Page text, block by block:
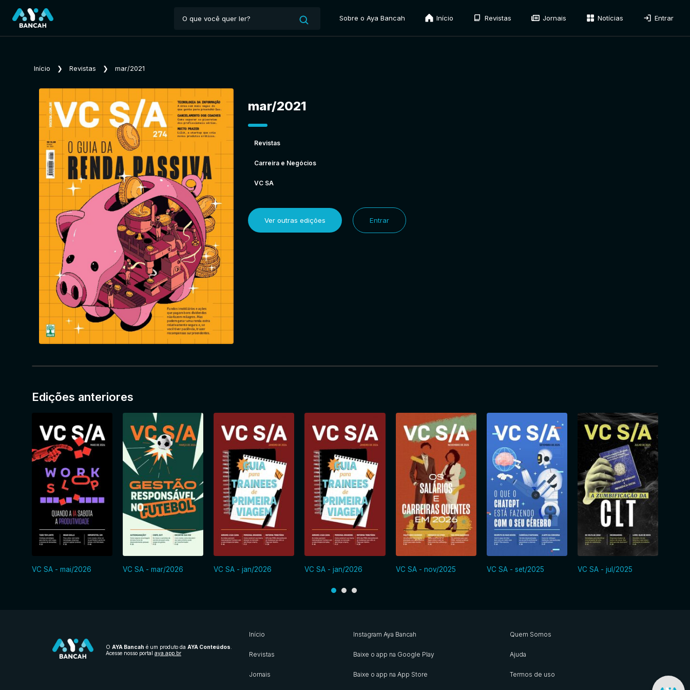
Sobre o Aya Bancah Início Revistas Jornais Notícias Entrar
Início ❯ Revistas ❯ mar/2021
mar/2021
Revistas
Carreira e Negócios
VC SA
Ver outras edições Entrar
Edições anteriores
VC SA - mai/2026 VC SA - mar/2026 VC SA - jan/2026 VC SA - jan/2026 VC SA - nov/2025 VC SA - set/2025 VC SA - jul/2025
O AYA Bancah é um produto da AYA Conteúdos
Acesse nosso portal aya.app.br
Início
Revistas
Jornais
Instagram Aya Bancah
Baixe o app na Google Play
Baixe o app na App Store
Quem Somos
Ajuda
Termos de uso